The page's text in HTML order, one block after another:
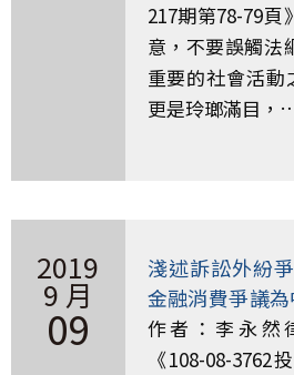
217期第78-79頁
意，不要誤觸法
重要的社會活
更是玲瑯滿目，
2019
9 月
09
淺述訴訟外紛
金融消費爭議
作者：李永然
《108-08-3762